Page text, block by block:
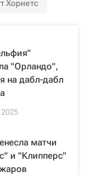
Хорнетс
"Орландо",
на дабл-дабл
матчи
и "Клипперс"